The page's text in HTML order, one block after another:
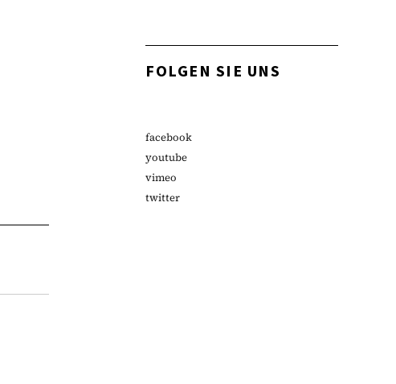
FOLGEN SIE UNS
facebook
youtube
vimeo
twitter